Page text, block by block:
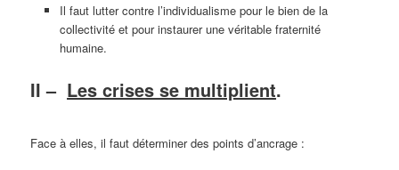
Il faut lutter contre l’individualisme pour le bien de la
collectivité et pour instaurer une véritable fraternité
humaine.
II – Les crises se multiplient.
Face à elles, il faut déterminer des points d’ancrage :